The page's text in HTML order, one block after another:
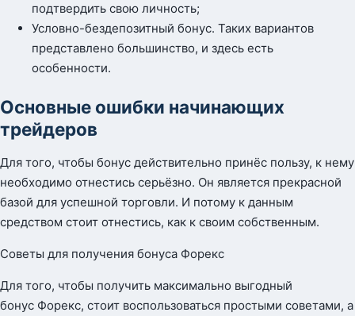
подтвердить свою личность;
Условно-бездепозитный бонус. Таких вариантов
представлено большинство, и здесь есть
особенности.
Основные ошибки начинающих
трейдеров
Для того, чтобы бонус действительно принёс пользу, к нему
необходимо отнестись серьёзно. Он является прекрасной
базой для успешной торговли. И потому к данным
средством стоит отнестись, как к своим собственным.
Советы для получения бонуса Форекс
Для того, чтобы получить максимально выгодный
бонус Форекс, стоит воспользоваться простыми советами, а